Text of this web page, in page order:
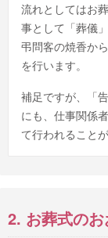
流れとしてはお
事として「葬儀
弔問客の焼香か
を行います。
補足ですが、「
にも、仕事関係
て行われること
2. お葬式の